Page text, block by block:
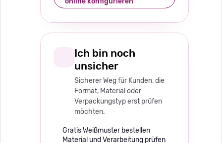
Ich bin noch
unsicher
Sicherer Weg für Kunden, die
Format, Material oder
Verpackungstyp erst prüfen
möchten.
Gratis Weißmuster bestellen
Material und Verarbeitung prüfen